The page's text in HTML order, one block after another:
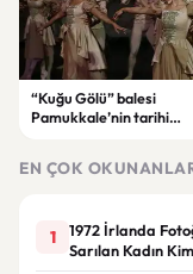
“Kuğu Gölü” balesi
Pamukkale’nin tarihi
EN ÇOK
1
1972 İrlanda
Sarılan Kadın